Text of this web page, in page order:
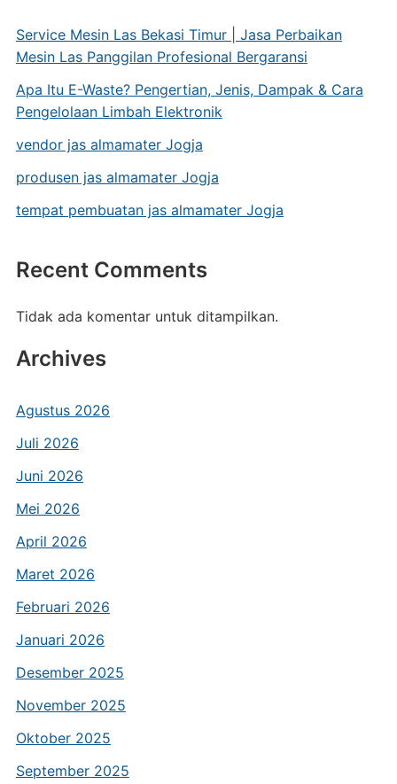
Service Mesin Las Bekasi Timur | Jasa Perbaikan
Mesin Las Panggilan Profesional Bergaransi
Apa Itu E-Waste? Pengertian, Jenis, Dampak & Cara
Pengelolaan Limbah Elektronik
vendor jas almamater Jogja
produsen jas almamater Jogja
tempat pembuatan jas almamater Jogja
Recent Comments
Tidak ada komentar untuk ditampilkan.
Archives
Agustus 2026
Juli 2026
Juni 2026
Mei 2026
April 2026
Maret 2026
Februari 2026
Januari 2026
Desember 2025
November 2025
Oktober 2025
September 2025